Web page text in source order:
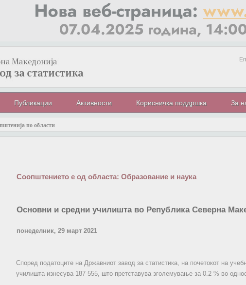
Публикации Активности Корисничка поддршка За
по области
Соопштението е од областа: Образование и наука
Основни и средни училишта во Република Северна
понеделник, 29 март 2021
Според податоците на Државниот завод за статистика, на почетокот на
училишта изнесува 187 555, што претставува зголемување за 0.2 % во